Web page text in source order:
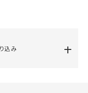
込み